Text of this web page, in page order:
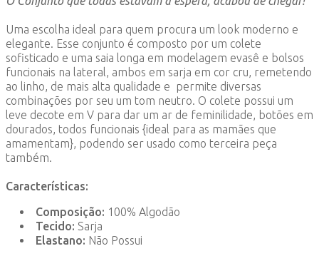
Uma escolha ideal para quem procura um look moderno e
elegante. Esse conjunto é composto por um colete
sofisticado e uma saia longa em modelagem evasê e bolsos
funcionais na lateral, ambos em sarja em cor cru, remetendo
ao linho, de mais alta qualidade e permite diversas
combinações por seu um tom neutro. O colete possui um
leve decote em V para dar um ar de feminilidade, botões em
dourados, todos funcionais {ideal para as mamães que
amamentam}, podendo ser usado como terceira peça
também.
Características:
Composição: 100% Algodão
Tecido: Sarja
Elastano: Não Possui